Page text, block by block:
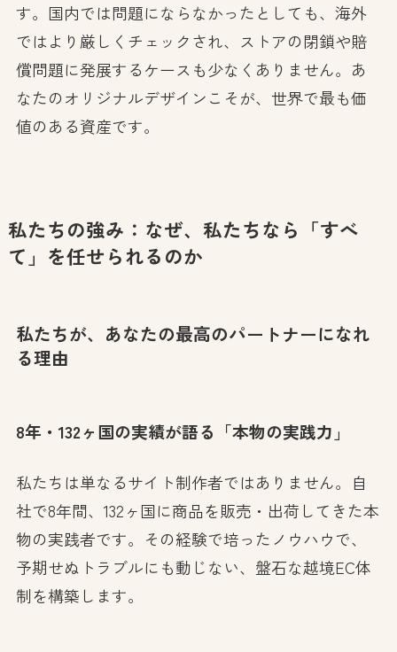
す。国内では問題にならなかったとしても、海外
ではより厳しくチェックされ、ストアの閉鎖や賠
償問題に発展するケースも少なくありません。あ
なたのオリジナルデザインこそが、世界で最も価
値のある資産です。
私たちの強み：なぜ、私たちなら「すべ
て」を任せられるのか
私たちが、あなたの最高のパートナーになれ
る理由
8年・132ヶ国の実績が語る「本物の実践力」
私たちは単なるサイト制作者ではありません。自
社で8年間、132ヶ国に商品を販売・出荷してきた本
物の実践者です。その経験で培ったノウハウで、
予期せぬトラブルにも動じない、盤石な越境EC体
制を構築します。